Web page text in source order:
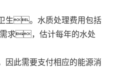
生。水质处理费用包括
求，估计每年的水处
此需要支付相应的能源消